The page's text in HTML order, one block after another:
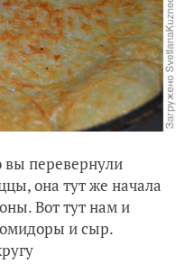
вы перевернули
она тут же начала
Вот тут нам и
и сыр.